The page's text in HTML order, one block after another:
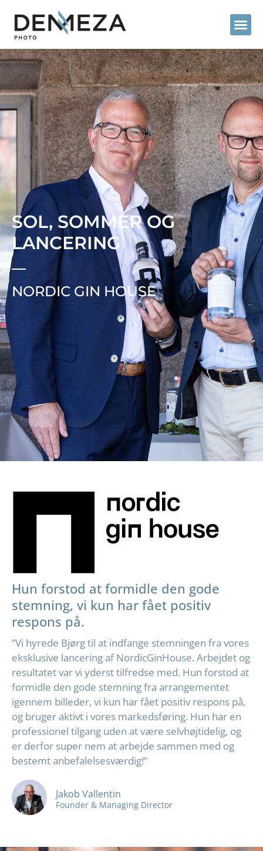
SOL, SOMMER OG
LANCERING
NORDIC GIN HOUSE
Hun forstod at formidle den gode
stemning, vi kun har fået positiv
respons på.
”Vi hyrede Bjørg til at indfange stemningen fra vores
eksklusive lancering af NordicGinHouse. Arbejdet og
resultatet var vi yderst tilfredse med. Hun forstod at
formidle den gode stemning fra arrangementet
igennem billeder, vi kun har fået positiv respons på,
og bruger aktivt i vores markedsføring. Hun har en
professionel tilgang uden at være selvhøjtidelig, og
er derfor super nem at arbejde sammen med og
bestemt anbefalelsesværdig!”
Jakob Vallentin
Founder & Managing Director